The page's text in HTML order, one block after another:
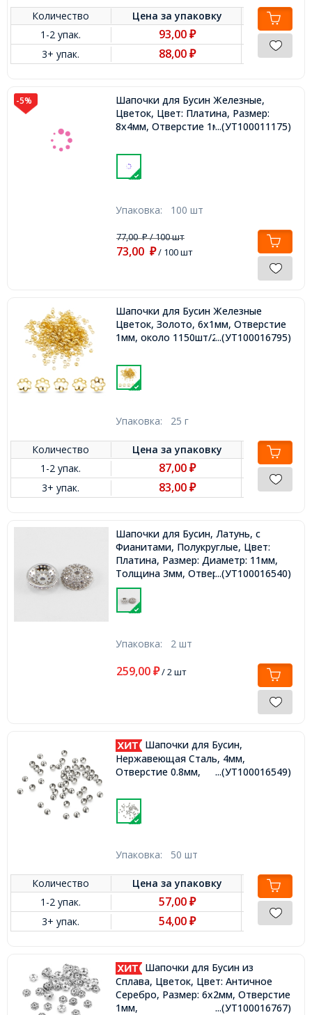
Количество Цена заупаковку
1-2 упак.
93,00₽
3+ упак. 88,00₽
-5%
Шапочки для Бусин Железные,
Цветок, Цвет: Платина, Размер:
8х4мм, Отверстие 1мм,...(УТ100011175)
Упаковка: 100 шт
77,00₽/ 100 шт
73,00 ₽/ 100 шт
Шапочки для Бусин Железные
Цветок, Золото, 6х1мм, Отверстие
1мм, около 1150шт/25г,...(УТ100016795)
Упаковка: 25 г
Количество Цена заупаковку
1-2 упак.
87,00₽
3+ упак. 83,00₽
Шапочки для Бусин, Латунь, с
Фианитами, Полукруглые, Цвет:
Платина, Размер: Диаметр: 11мм,
Толщина 3мм, Отверстие 1мм,
...(УТ100016540)
Упаковка: 2 шт
259,00 ₽/ 2 шт
Шапочки для Бусин,
Нержавеющая Сталь, 4мм,
Отверстие 0.8мм,
...(УТ100016549)
Упаковка: 50 шт
Количество Цена заупаковку
1-2 упак.
57,00₽
3+ упак. 54,00₽
Шапочки для Бусин из
Сплава, Цветок, Цвет: Античное
Серебро, Размер: 6х2мм, Отверстие
1мм,
...(УТ100016767)